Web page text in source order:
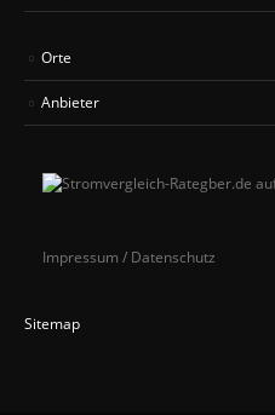
Orte
Anbieter
Impressum / Datenschutz
Sitemap